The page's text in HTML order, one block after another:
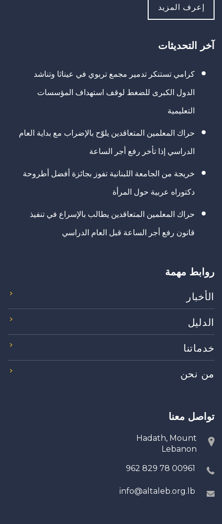
إعرف المزيد
آخر التحديثات
كرامي تستنكر تدمير مجمع تربوي في عيناثا وتناشد
الدول الكبرى للضغط لوقف استهداف المؤسسات
التعليمية
حراك المعلمين المتعاقدين يلوّح بالإضراب مع بداية العام
الدراسي إذا تأخر رفع أجر الساعة
خريجة من الجامعة اللبنانية تفوز بجائزة أفضل أطروحة
دكتوراه عربية حول المرأة
حراك المعلمين المتعاقدين يطالب بالإسراع في تنفيذ
قانون رفع أجر الساعة قبل العام الدراسي
روابط مهمة
الأخبار
الدليل
خدماتنا
من نحن
تواصل معنا
Hadath, Mount
Lebanon
00961 78 829 962
info@altaleb.org.lb